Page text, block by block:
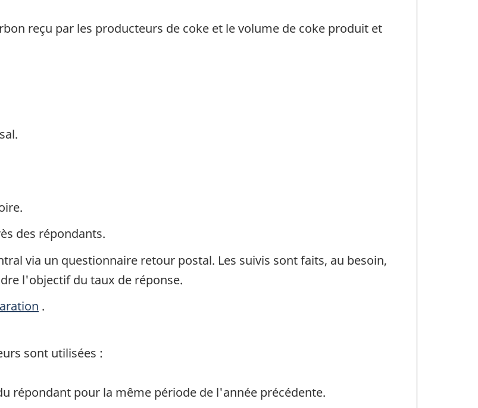
reçu par les producteurs de coke et le volume de coke produit et
des répondants.
via un questionnaire retour postal. Les suivis sont faits, au besoin,
l'objectif du taux de réponse.
.
sont utilisées :
répondant pour la même période de l'année précédente.